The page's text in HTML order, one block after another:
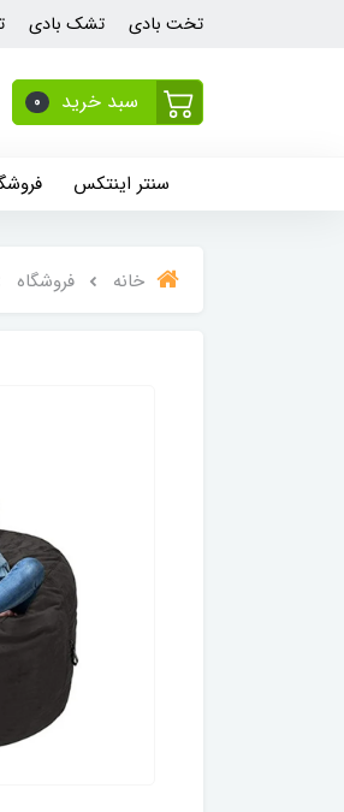
تخت بادی تشک بادی
سبد خرید 0
سنتر اینتکس
خانه فروشگاه